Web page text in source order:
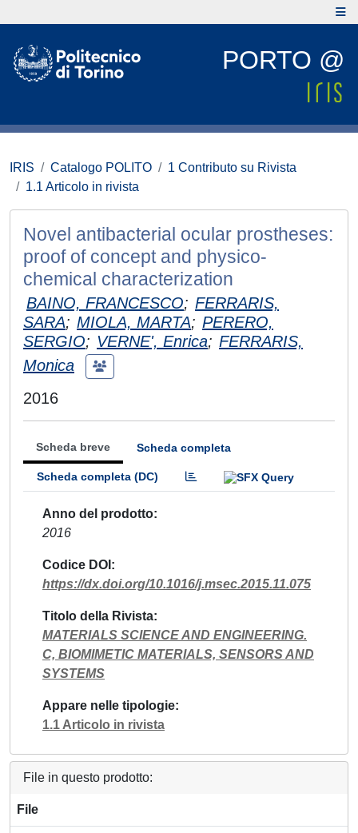
PORTO @
IRIS Catalogo POLITO
1 Contributo su Rivista
1.1 Articolo in rivista
Novel antibacterial ocular prostheses:
proof of concept and physico-
chemical characterization
BAINO, FRANCESCO; FERRARIS,
SARA; MIOLA, MARTA; PERERO,
SERGIO; VERNE', Enrica; FERRARIS,
Monica
2016
Scheda breve Scheda completa
Scheda completa (DC)
Anno del prodotto
2016
Codice DOI
https://dx.doi.org/10.1016/j.msec.2015.11.075
Titolo della Rivista
MATERIALS SCIENCE AND ENGINEERING.
C, BIOMIMETIC MATERIALS, SENSORS AND
SYSTEMS
Appare nelle tipologie
1.1 Articolo in rivista
File in questo prodotto:
File